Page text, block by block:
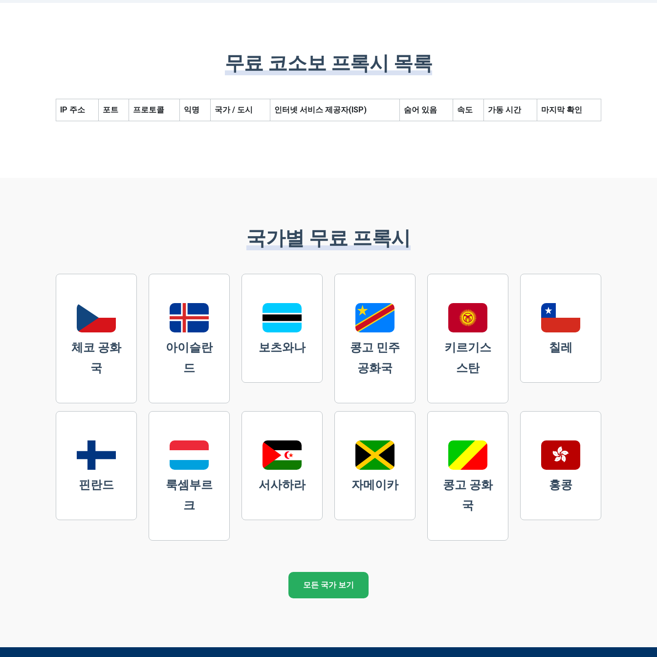
무료 코소보 프록시 목록
IP 주소 포트 프로토콜 익명 국가 / 도시 인터넷 서비스 제공자(ISP) 숨어 있음 속도 가동 시간 마지막 확인
국가별 무료 프록시
체코 공화
국
아이슬란
드
보츠와나
콩고 민주
공화국
키르기스
스탄
칠레
핀란드
룩셈부르
크
서사하라 자메이카
콩고 공화
국
홍콩
모든 국가 보기